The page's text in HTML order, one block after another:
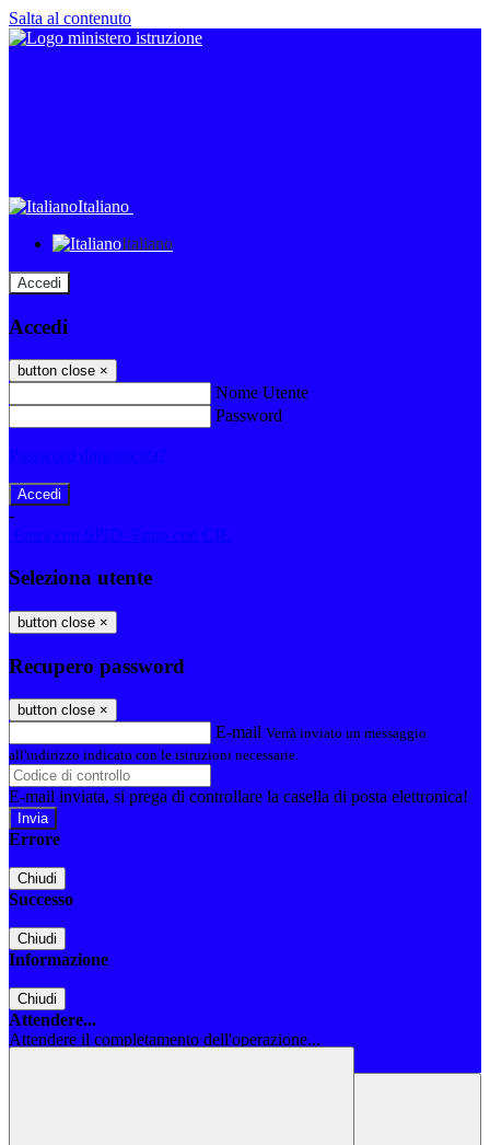
Salta al contenuto
Italiano
Italiano
Accedi
Accedi
button close ×
Nome Utente
Password
Password dimenticata?
-
Entra con SPID
Entra con CIE
Seleziona utente
button close ×
Recupero password
button close ×
E-mail Verrà inviato un messaggio
all'indirizzo indicato con le istruzioni necessarie.
E-mail inviata, si prega di controllare la casella di posta elettronica!
Errore
Chiudi
Successo
Chiudi
Informazione
Chiudi
Attendere...
Attendere il completamento dell'operazione...